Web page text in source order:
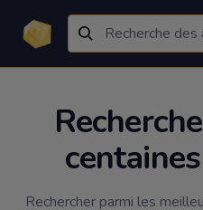
Rechercher parmi les